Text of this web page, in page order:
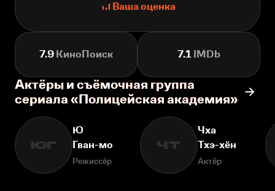
Ваша оценка
7.9 КиноПоиск 7.1 IMDb
Актёры и съёмочная группа
сериала «Полицейская академия»
ЮГ
Ю
Гван-мо
Режиссёр
ЧТ
Чха
Тхэ-хён
Актёр